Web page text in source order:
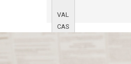
VAL
CAS